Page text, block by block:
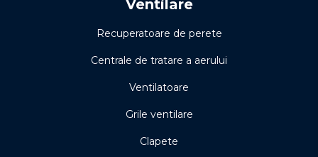
Ventilare
Recuperatoare de perete
Centrale de tratare a aerului
Ventilatoare
Grile ventilare
Clapete